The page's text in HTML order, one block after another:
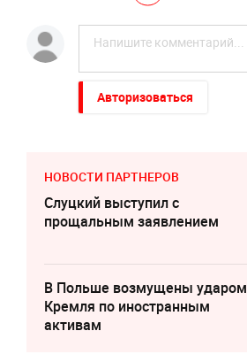
Авторизоваться
НОВОСТИ ПАРТНЕРОВ
Слуцкий выступил с
прощальным заявлением
В Польше возмущены ударом
Кремля по иностранным
активам